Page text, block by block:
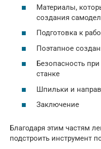
Материалы,
создания
Подготовка к
Поэтапное
Безопасность
станке
Шпильки и
Заключение
Благодаря этим частям
подстроить инструмент